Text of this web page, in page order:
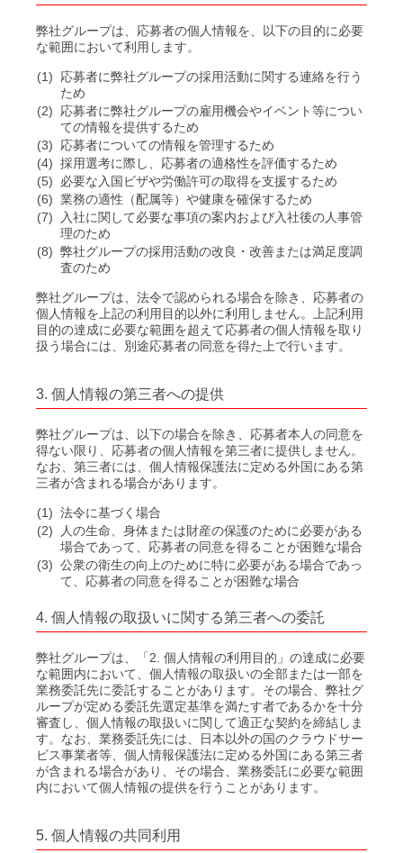
弊社グループは、応募者の個人情報を、以下の目的に必要
な範囲において利用します。
(1)
応募者に弊社グループの採用活動に関する連絡を行う
ため
(2)
応募者に弊社グループの雇用機会やイベント等につい
ての情報を提供するため
(3)
応募者についての情報を管理するため
(4) 採用選考に際し、応募者の適格性を評価するため
(5)
必要な入国ビザや労働許可の取得を支援するため
(6) 業務の適性（配属等）や健康を確保するため
(7)
入社に関して必要な事項の案内および入社後の人事管
理のため
(8) 弊社グループの採用活動の改良・改善または満足度調
査のため
弊社グループは、法令で認められる場合を除き、応募者の
個人情報を上記の利用目的以外に利用しません。上記利用
目的の達成に必要な範囲を超えて応募者の個人情報を取り
扱う場合には、別途応募者の同意を得た上で行います。
3. 個人情報の第三者への提供
弊社グループは、以下の場合を除き、応募者本人の同意を
得ない限り、応募者の個人情報を第三者に提供しません。
なお、第三者には、個人情報保護法に定める外国にある第
三者が含まれる場合があります。
(1) 法令に基づく場合
(2)
人の生命、身体または財産の保護のために必要がある
場合であって、応募者の同意を得ることが困難な場合
(3) 公衆の衛生の向上のために特に必要がある場合であっ
て、応募者の同意を得ることが困難な場合
4. 個人情報の取扱いに関する第三者への委託
弊社グループは、「2. 個人情報の利用目的」の達成に必要
な範囲内において、個人情報の取扱いの全部または一部を
業務委託先に委託することがあります。その場合、弊社グ
ループが定める委託先選定基準を満たす者であるかを十分
審査し、個人情報の取扱いに関して適正な契約を締結しま
す。なお、業務委託先には、日本以外の国のクラウドサー
ビス事業者等、個人情報保護法に定める外国にある第三者
が含まれる場合があり、その場合、業務委託に必要な範囲
内において個人情報の提供を行うことがあります。
5. 個人情報の共同利用